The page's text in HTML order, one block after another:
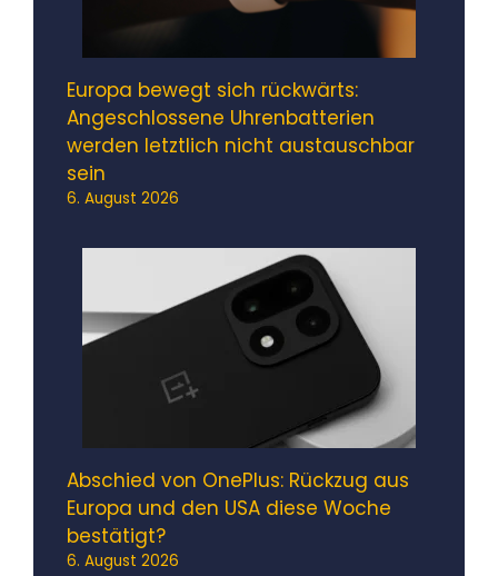
Europa bewegt sich rückwärts:
Angeschlossene Uhrenbatterien
werden letztlich nicht austauschbar
sein
6. August 2026
Abschied von OnePlus: Rückzug aus
Europa und den USA diese Woche
bestätigt?
6. August 2026